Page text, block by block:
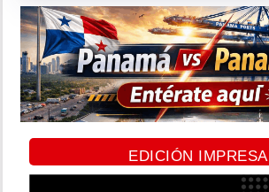
EDICIÓN IMPRESA